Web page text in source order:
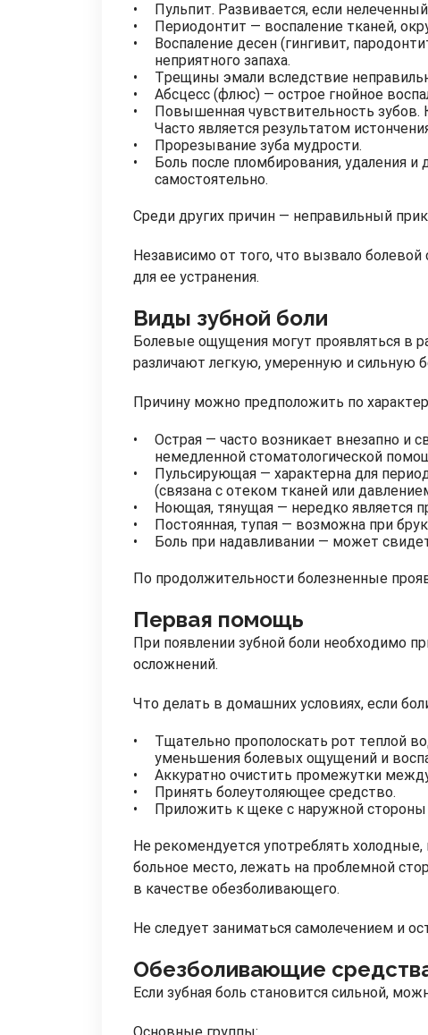
Пульпит. Развивается, если
Периодонтит — воспаление тканей,
Воспаление десен (гингивит,
неприятного запаха.
Трещины эмали вследствие
Абсцесс (флюс) — острое гнойное
Повышенная чувствительность зубов.
Часто является результатом
Прорезывание зуба мудрости.
Боль после пломбирования, удаления
самостоятельно.
Среди других причин — неправильный
Независимо от того, что вызвало
для ее устранения.
Виды зубной боли
Болевые ощущения могут проявляться в
различают легкую, умеренную и сильную
Причину можно предположить по
Острая — часто возникает внезапно и
немедленной стоматологической
Пульсирующая — характерна для
(связана с отеком тканей или
Ноющая, тянущая — нередко является
Постоянная, тупая — возможна при
Боль при надавливании — может
По продолжительности болезненные
Первая помощь
При появлении зубной боли необходимо
осложнений.
Что делать в домашних условиях, если
Тщательно прополоскать рот теплой
уменьшения болевых ощущений и
Аккуратно очистить промежутки
Принять болеутоляющее средство.
Приложить к щеке с наружной стороны
Не рекомендуется употреблять холодные,
больное место, лежать на проблемной
в качестве обезболивающего.
Не следует заниматься самолечением и
Обезболивающие
Если зубная боль становится сильной,